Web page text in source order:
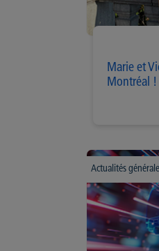
Marie et
Montréal !
Actualités